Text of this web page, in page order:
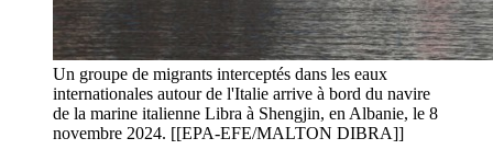
Un groupe de migrants interceptés dans les eaux
internationales autour de l'Italie arrive à bord du navire
de la marine italienne Libra à Shengjin, en Albanie, le 8
novembre 2024. [[EPA-EFE/MALTON DIBRA]]